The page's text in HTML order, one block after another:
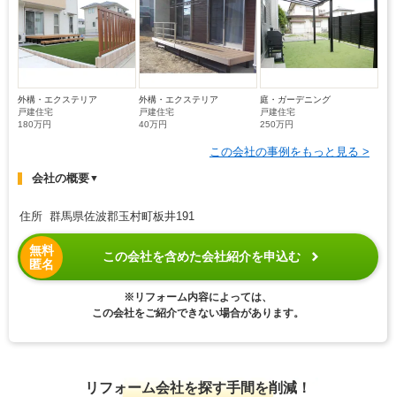
外構・エクステリア
戸建住宅
180万円
外構・エクステリア
戸建住宅
40万円
庭・ガーデニング
戸建住宅
250万円
この会社の事例をもっと見る >
会社の概要▼
住所 群馬県佐波郡玉村町板井191
無料
匿名
この会社を含めた会社紹介を申込む
※リフォーム内容によっては、
この会社をご紹介できない場合があります。
リフォーム会社を探す手間を削減！